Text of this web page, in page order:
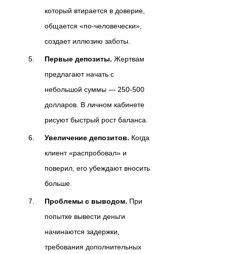
который втирается в доверие,
общается «по-человечески»,
создает иллюзию заботы.
Первые депозиты. Жертвам
предлагают начать с
небольшой суммы — 250-500
долларов. В личном кабинете
рисуют быстрый рост баланса.
Увеличение депозитов. Когда
клиент «распробовал» и
поверил, его убеждают вносить
больше.
Проблемы с выводом. При
попытке вывести деньги
начинаются задержки,
требования дополнительных